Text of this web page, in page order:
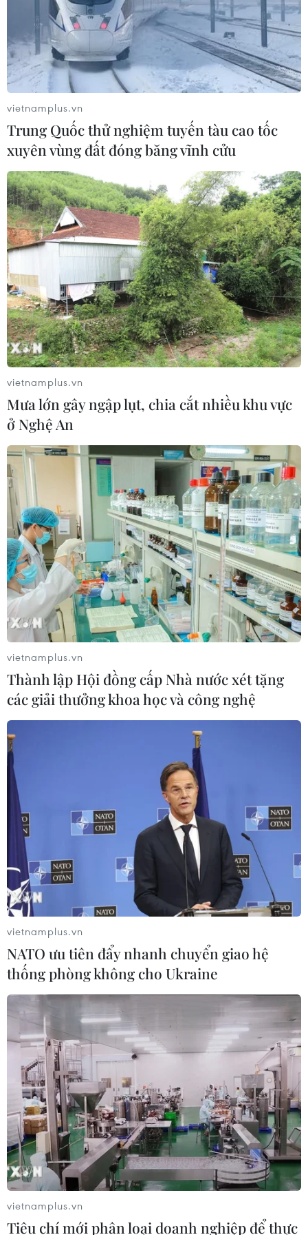
vietnamplus.vn
Trung Quốc thử nghiệm tuyến tàu cao tốc
xuyên vùng đất đóng băng vĩnh cửu
vietnamplus.vn
Mưa lớn gây ngập lụt, chia cắt nhiều khu vực
ở Nghệ An
vietnamplus.vn
Thành lập Hội đồng cấp Nhà nước xét tặng
các giải thưởng khoa học và công nghệ
vietnamplus.vn
NATO ưu tiên đẩy nhanh chuyển giao hệ
thống phòng không cho Ukraine
vietnamplus.vn
Tiêu chí mới phân loại doanh nghiệp để thực